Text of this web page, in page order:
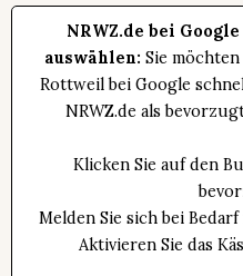
NRWZ.de bei
auswählen: Sie
Rottweil bei Google
NRWZ.de als
Klicken Sie auf den
Melden Sie sich bei
Aktivieren Sie das